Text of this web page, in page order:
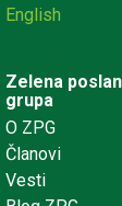
English
Zelena
grupa
O ZPG
Članovi
Vesti